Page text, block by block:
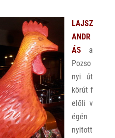
LAJSZ
ANDR
ÁS a
Pozso
nyi út
körút f
előli v
égén
nyitott